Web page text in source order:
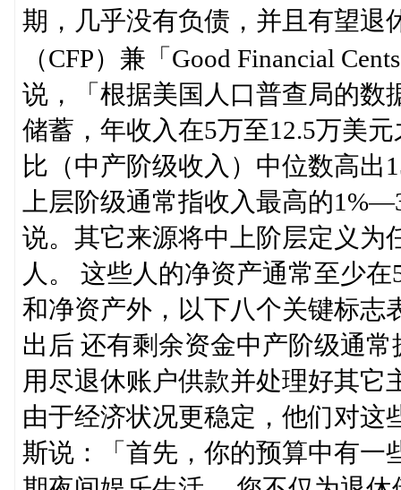
期，几乎没有负债，并且有望退
（CFP）兼「Good Financial
说，「根据美国人口普查局的数
储蓄，年收入在5万至12.5万美
比（中产阶级收入）中位数高
上层阶级通常指收入最高的
说。其它来源将中上阶层定义为
人。 这些人的净资产通常至少
和净资产外，以下八个关键标志
出后 还有剩余资金中产阶级通
用尽退休账户供款并处理好其它
由于经济状况更稳定，他们对这
斯说：「首先，你的预算中有